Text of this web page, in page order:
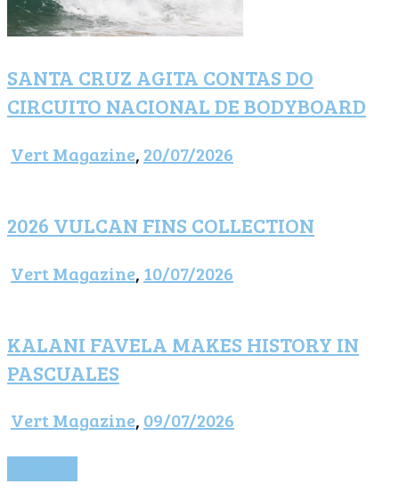
SANTA CRUZ AGITA CONTAS DO
CIRCUITO NACIONAL DE BODYBOARD
Vert Magazine, 20/07/2026
2026 VULCAN FINS COLLECTION
Vert Magazine, 10/07/2026
KALANI FAVELA MAKES HISTORY IN
PASCUALES
Vert Magazine, 09/07/2026